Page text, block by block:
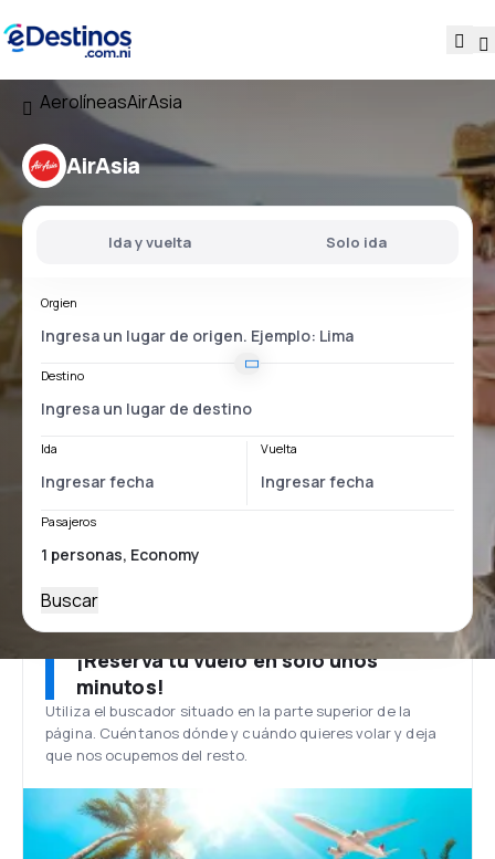
AerolíneasAirAsia
AirAsia
Ida y vuelta Solo ida
Orgien
Destino
Ida Vuelta
Pasajeros
Buscar
¡Reserva tu vuelo en solo unos
minutos!
Utiliza el buscador situado en la parte superior de la
página. Cuéntanos dónde y cuándo quieres volar y deja
que nos ocupemos del resto.